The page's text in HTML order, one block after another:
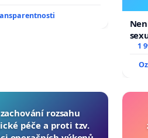
1
rozsahu
péče a proti tzv.